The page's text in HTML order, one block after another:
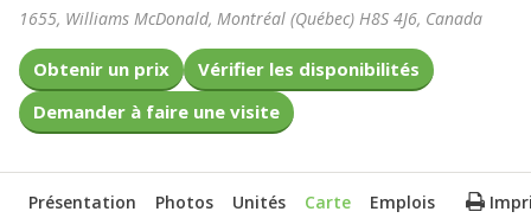
1655, Williams McDonald, Montréal (Québec) H8S 4J6, Canada
Obtenir un prix
Vérifier les disponibilités
Demander à faire une visite
Présentation Photos Unités Carte Emplois